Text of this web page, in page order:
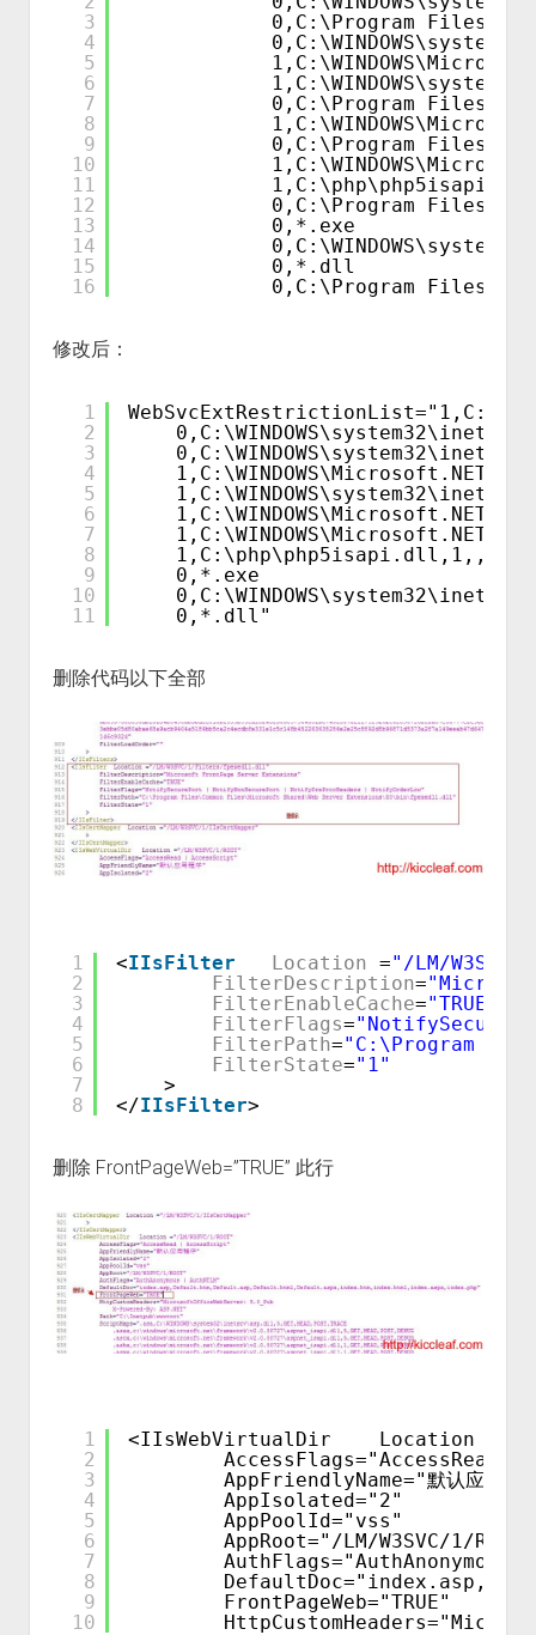
3
4
5
6
7
8
9
10
11
12
13
14
15
16
0,C:\Program
0,C:\Program
0,C:\Program
0,C:\Program
0,*.exe
0,*.dll
0,C:\Program
修改后：
1
2
3
4
5
6
7
8
9
10
11
1,C:\php\php5isapi.dll,1,,php
0,*.exe
0,*.dll"
删除代码以下全部
1
2
3
4
5
6
7
8
<IIsFilter Location ="/LM/
FilterDescription=
FilterEnableCache="TRUE"
FilterFlags=
FilterPath="C:\Program
FilterState="1"
>
</IIsFilter>
删除 FrontPageWeb=”TRUE” 此行
1
2
3
4
5
6
7
8
9
10
<IIsWebVirtualDir    Location ="/LM/
AccessFlags="AccessRead
AppFriendlyName="默认应用程
AppIsolated="2"
AppPoolId="vss"
AppRoot="/LM/W3SVC/1/ROOT"
AuthFlags="AuthAnonymous
FrontPageWeb="TRUE"